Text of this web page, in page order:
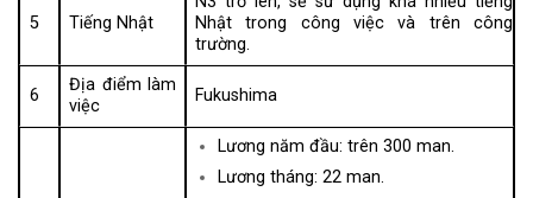
5 Tiếng Nhật
Nhật trong công việc và trên công
trường.
6
Địa điểm làm
việc
Fukushima
Lương năm đầu: trên 300 man.
Lương tháng: 22 man.